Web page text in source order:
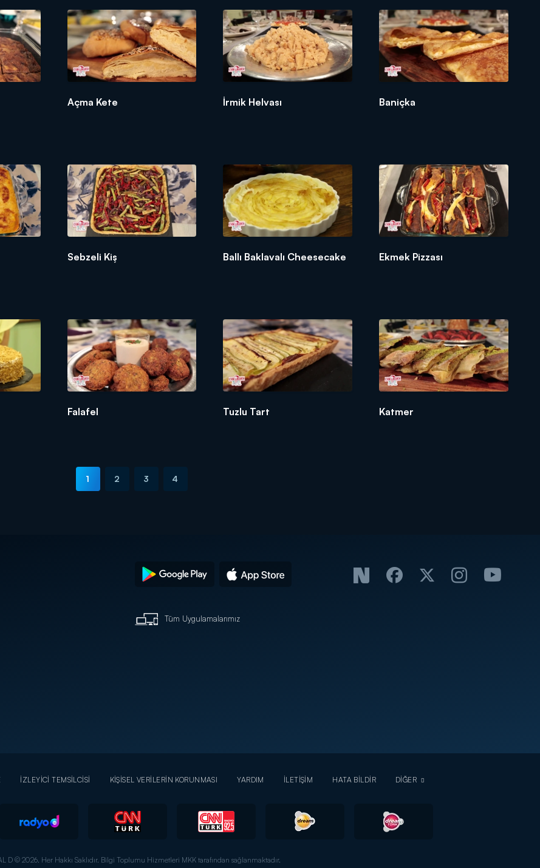
Açma Kete İrmik Helvası Baniçka
Sebzeli Kiş Ballı Baklavalı Cheesecake Ekmek Pizzası
Falafel Tuzlu Tart Katmer
1 2 3 4
Tüm Uygulamalarımız
İZLEYİCİ TEMSİLCİSİ KİŞİSEL VERİLERİN KORUNMASI YARDIM İLETİŞİM HATA BİLDİR DİĞER
D © 2026. Her Hakkı Saklıdır. Bilgi Toplumu Hizmetleri MKK tarafından sağlanmaktadır.